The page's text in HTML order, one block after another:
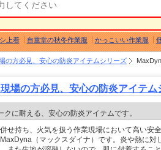
上着 自重堂の秋冬作業服 かっこいい作業服
方必見、安心の防炎アイテムシリーズ
場の方必見、安心の防炎アイテム
に耐える、安心の防炎アイテムです。
せ持ち、火気を扱う作業現場において高い安
（マックスダイナ）です。炎や熱に対